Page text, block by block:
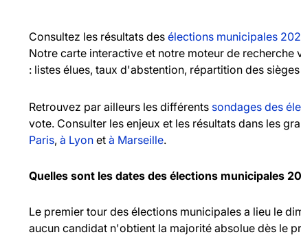
Consultez les résultats des élections municipales
Notre carte interactive et notre moteur de
: listes élues, taux d'abstention, répartition des
Retrouvez par ailleurs les différents sondages des
vote. Consulter les enjeux et les résultats dans les
Paris, à Lyon et à Marseille.
Quelles sont les dates des élections municipales
Le premier tour des élections municipales a lieu le
aucun candidat n'obtient la majorité absolue dès le